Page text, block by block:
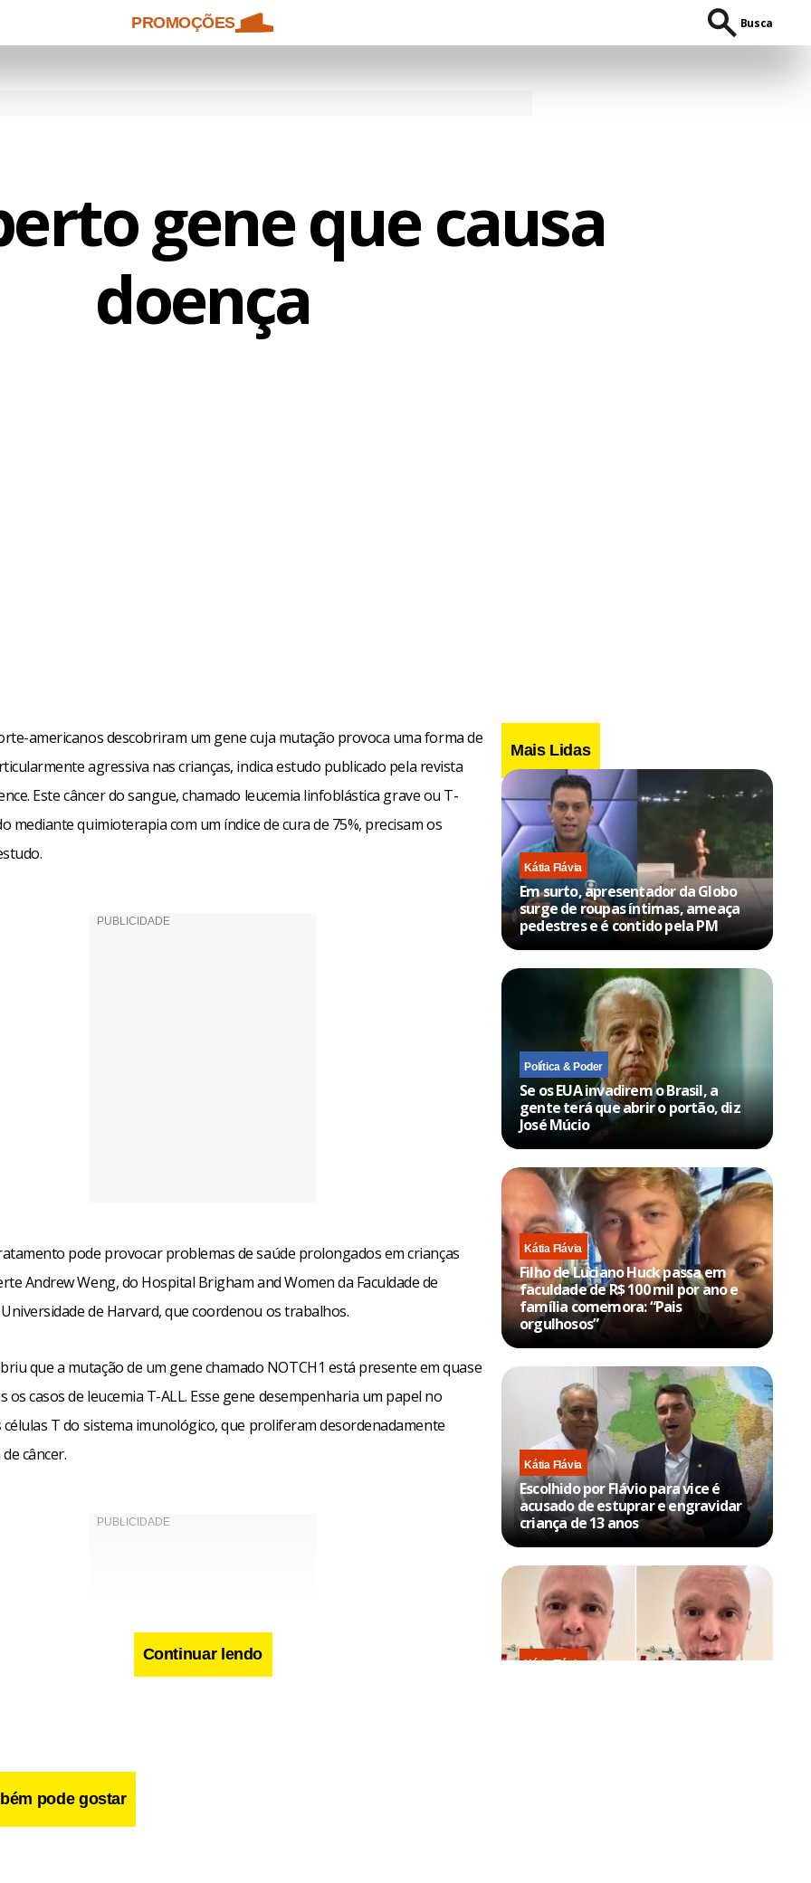
PROMOÇÕES Busca
gene que causa
doença
americanos descobriram um gene cuja mutação provoca uma forma de
agressiva nas crianças, indica estudo publicado pela revista
Este câncer do sangue, chamado leucemia linfoblástica grave ou T-
mediante quimioterapia com um índice de cura de 75%, precisam os
pode provocar problemas de saúde prolongados em crianças
Andrew Weng, do Hospital Brigham and Women da Faculdade de
de Harvard, que coordenou os trabalhos.
que a mutação de um gene chamado NOTCH1 está presente em quase
os casos de leucemia T-ALL. Esse gene desempenharia um papel no
T do sistema imunológico, que proliferam desordenadamente
câncer.
Continuar lendo
pode gostar
Mais Lidas
Kátia Flávia
Em surto, apresentador da Globo
surge de roupas íntimas, ameaça
pedestres e é contido pela PM
Política & Poder
Se os EUA invadirem o Brasil, a
gente terá que abrir o portão, diz
José Múcio
Kátia Flávia
Filho de Luciano Huck passa em
faculdade de R$ 100 mil por ano e
família comemora: “Pais
orgulhosos”
Kátia Flávia
Escolhido por Flávio para vice é
acusado de estuprar e engravidar
criança de 13 anos
Kátia Flávia